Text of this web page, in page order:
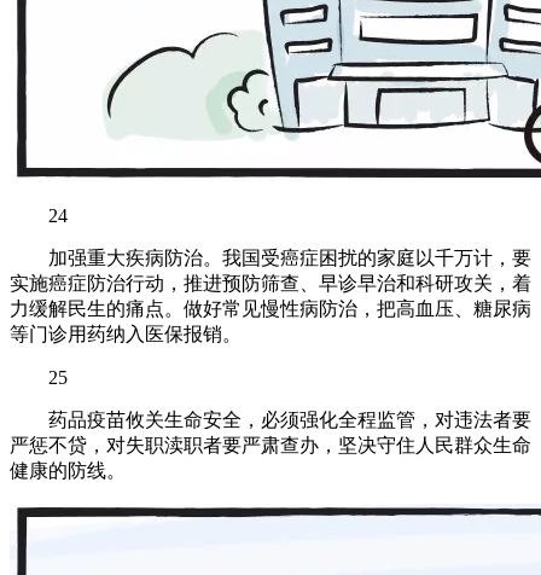
24
加强重大疾病防治。我国受癌症困扰的家庭以千万计，要
实施癌症防治行动，推进预防筛查、早诊早治和科研攻关，着
力缓解民生的痛点。做好常见慢性病防治，把高血压、糖尿病
等门诊用药纳入医保报销。
25
药品疫苗攸关生命安全，必须强化全程监管，对违法者要
严惩不贷，对失职渎职者要严肃查办，坚决守住人民群众生命
健康的防线。